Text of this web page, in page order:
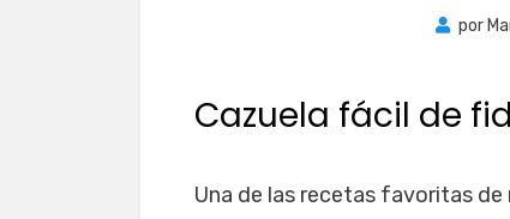
por
Cazuela fácil de
Una de las recetas favoritas